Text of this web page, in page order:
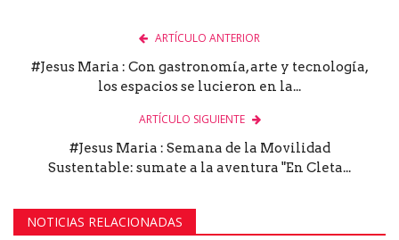
ARTÍCULO ANTERIOR
#Jesus Maria : Con gastronomía, arte y tecnología,
los espacios se lucieron en la...
ARTÍCULO SIGUIENTE
#Jesus Maria : Semana de la Movilidad
Sustentable: sumate a la aventura "En Cleta...
NOTICIAS RELACIONADAS